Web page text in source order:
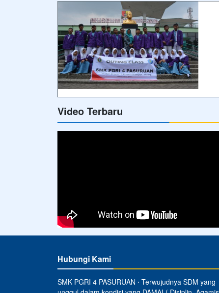
Video Terbaru
Hubungi Kami
SMK PGRI 4 PASURUAN ⋅ Terwujudnya SDM yang